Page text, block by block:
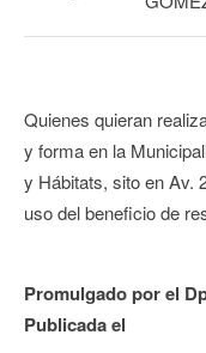
Quienes quieran
y forma en la
y Hábitats, sito en Av.
uso del beneficio de
Promulgado por el
Publicada el